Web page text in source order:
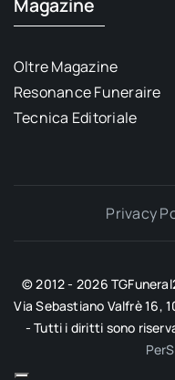
Oltre Magazine
Resonance Funeraire
Tecnica Editoriale
Privacy
© 2012 - 2026
Via Sebastiano Valfrè 16,
- Tutti i diritti sono